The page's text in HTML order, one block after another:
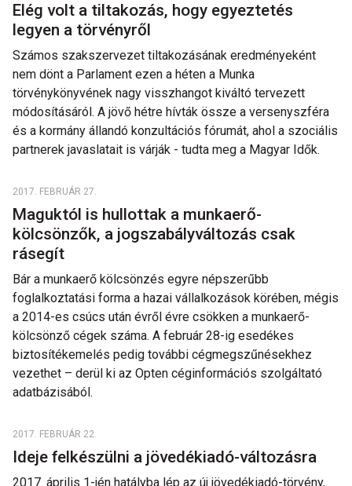
Elég volt a tiltakozás, hogy egyeztetés
legyen a törvényről
Számos szakszervezet tiltakozásának eredményeként
nem dönt a Parlament ezen a héten a Munka
törvénykönyvének nagy visszhangot kiváltó tervezett
módosításáról. A jövő hétre hívták össze a versenyszféra
és a kormány állandó konzultációs fórumát, ahol a szociális
partnerek javaslatait is várják - tudta meg a Magyar Idők.
2017. FEBRUÁR 27.
Maguktól is hullottak a munkaerő-
kölcsönzők, a jogszabályváltozás csak
rásegít
Bár a munkaerő kölcsönzés egyre népszerűbb
foglalkoztatási forma a hazai vállalkozások körében, mégis
a 2014-es csúcs után évről évre csökken a munkaerő-
kölcsönző cégek száma. A február 28-ig esedékes
biztosítékemelés pedig további cégmegszűnésekhez
vezethet – derül ki az Opten céginformációs szolgáltató
adatbázisából.
2017. FEBRUÁR 22.
Ideje felkészülni a jövedékiadó-változásra
2017. április 1-jén hatályba lép az új jövedékiadó-törvény,